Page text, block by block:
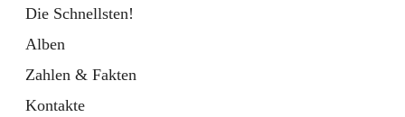
Die Schnellsten!
Alben
Zahlen & Fakten
Kontakte
Mitgliederinfo 2026